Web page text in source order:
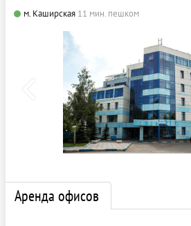
м. Каширская 11 мин. пешком
Аренда офисов